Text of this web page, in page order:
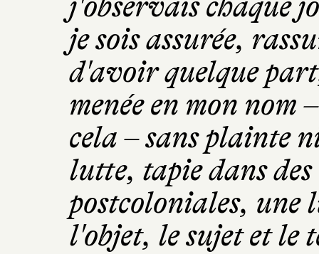
je sois assurée,
d'avoir quelque
menée en mon nom
cela – sans plainte
lutte, tapie dans
postcoloniales, une
l'objet, le sujet et le